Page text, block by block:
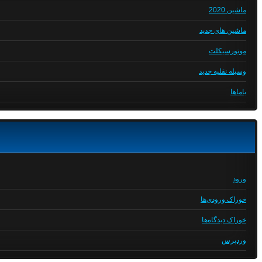
ماشین 2020
ماشین های جدید
موتورسیکلت
وسیله نقلیه جدید
یاماها
ورود
خوراک ورودی‌ها
خوراک دیدگاه‌ها
وردپرس